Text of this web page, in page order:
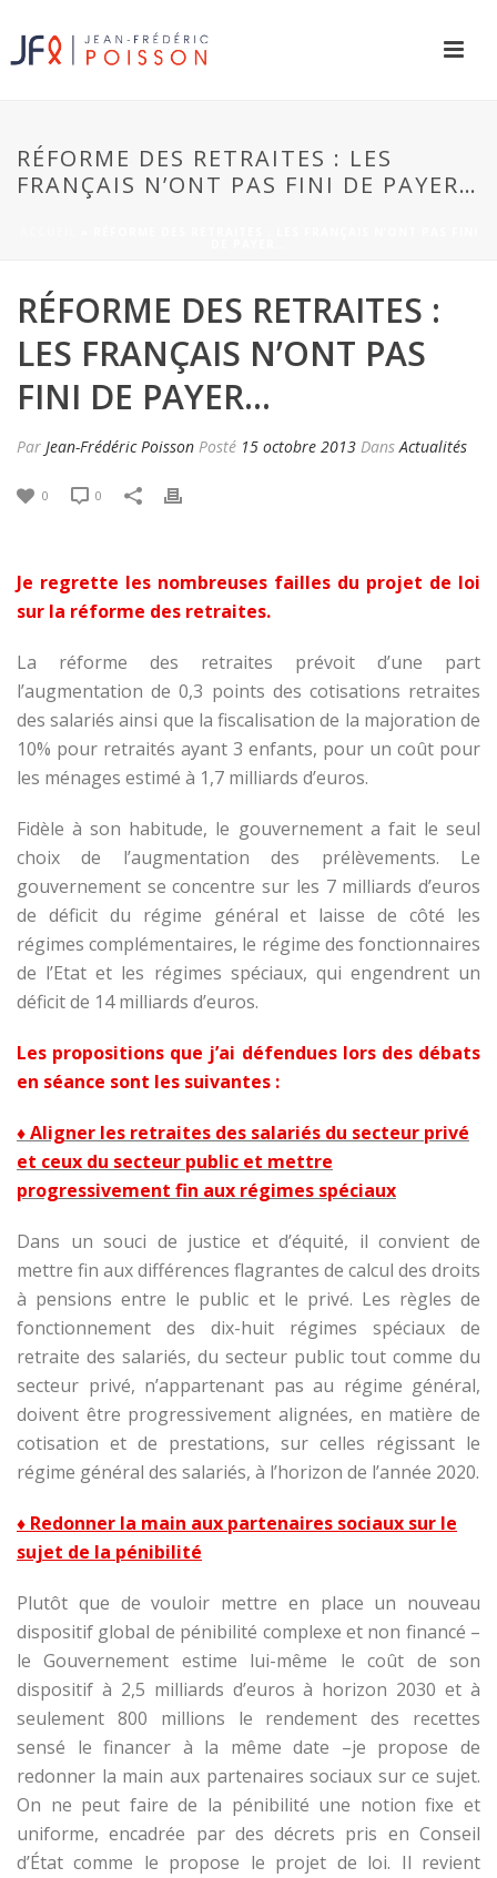
RÉFORME DES RETRAITES : LES
FRANÇAIS N’ONT PAS FINI DE PAYER…
RÉFORME DES RETRAITES :
LES FRANÇAIS N’ONT PAS
FINI DE PAYER…
Par Jean-Frédéric Poisson Posté 15 octobre 2013 DansActualités
0 0
Je regrette les nombreuses failles du projet de loi
sur la réforme des retraites.
La réforme des retraites prévoit d’une part
l’augmentation de 0,3 points des cotisations retraites
des salariés ainsi que la fiscalisation de la majoration de
10% pour retraités ayant 3 enfants, pour un coût pour
les ménages estimé à 1,7 milliards d’euros.
Fidèle à son habitude, le gouvernement a fait le seul
choix de l’augmentation des prélèvements. Le
gouvernement se concentre sur les 7 milliards d’euros
de déficit du régime général et laisse de côté les
régimes complémentaires, le régime des fonctionnaires
de l’Etat et les régimes spéciaux, qui engendrent un
déficit de 14 milliards d’euros.
Les propositions que j’ai défendues lors des débats
en séance sont les suivantes :
♦ Aligner les retraites des salariés du secteur privé
et ceux du secteur public et mettre
progressivement fin aux régimes spéciaux
Dans un souci de justice et d’équité, il convient de
mettre fin aux différences flagrantes de calcul des droits
à pensions entre le public et le privé. Les règles de
fonctionnement des dix-huit régimes spéciaux de
retraite des salariés, du secteur public tout comme du
secteur privé, n’appartenant pas au régime général,
doivent être progressivement alignées, en matière de
cotisation et de prestations, sur celles régissant le
régime général des salariés, à l’horizon de l’année 2020.
♦ Redonner la main aux partenaires sociaux sur le
sujet de la pénibilité
Plutôt que de vouloir mettre en place un nouveau
dispositif global de pénibilité complexe et non financé –
le Gouvernement estime lui-même le coût de son
dispositif à 2,5 milliards d’euros à horizon 2030 et à
seulement 800 millions le rendement des recettes
sensé le financer à la même date –je propose de
redonner la main aux partenaires sociaux sur ce sujet.
On ne peut faire de la pénibilité une notion fixe et
uniforme, encadrée par des décrets pris en Conseil
d’État comme le propose le projet de loi. Il revient